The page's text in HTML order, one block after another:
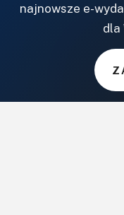
DOM, OGRÓD I
Informator Budownictwa
najnowsze e-
dla